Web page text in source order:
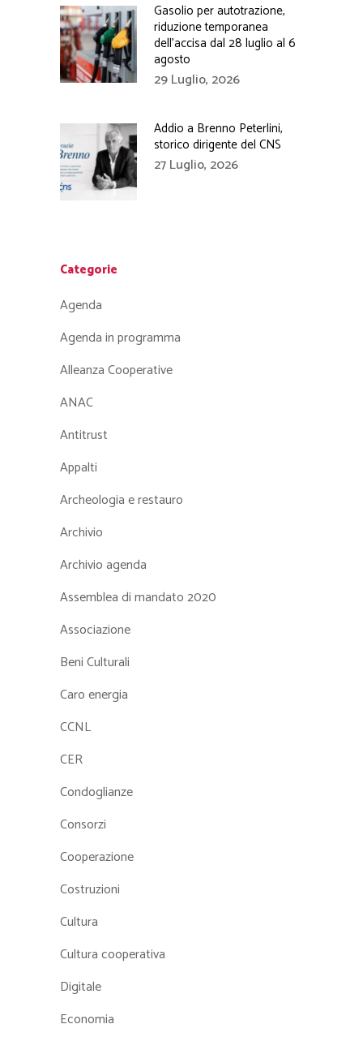
Gasolio per autotrazione,
riduzione temporanea
dell’accisa dal 28 luglio al 6
agosto
29 Luglio, 2026
Addio a Brenno Peterlini,
storico dirigente del CNS
27 Luglio, 2026
Categorie
Agenda
Agenda in programma
Alleanza Cooperative
ANAC
Antitrust
Appalti
Archeologia e restauro
Archivio
Archivio agenda
Assemblea di mandato 2020
Associazione
Beni Culturali
Caro energia
CCNL
CER
Condoglianze
Consorzi
Cooperazione
Costruzioni
Cultura
Cultura cooperativa
Digitale
Economia